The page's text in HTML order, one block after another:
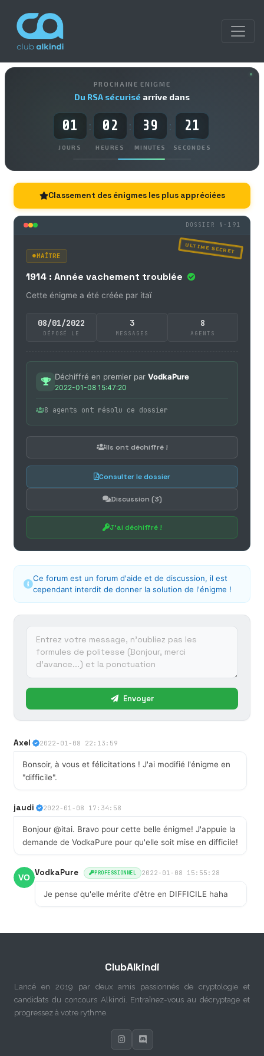
PROCHAINE ENIGME
Du RSA sécurisé arrive dans
01
JOURS
: 02
HEURES
: 39
MINUTES
: 20
SECONDES
Classement des énigmes les plus appréciées
DOSSIER N-191
ULTIME SECRET
MAÎTRE
1914 : Année vachement troublée
Cette énigme a été créée par itaï
08/01/2022
DÉPOSÉ LE
3
MESSAGES
8
AGENTS
Déchiffré en premier par VodkaPure
2022-01-08 15:47:20
8 agents ont résolu ce dossier
Ils ont déchiffré !
Consulter le dossier
Discussion (3)
J'ai déchiffré !
Ce forum est un forum d'aide et de discussion, il est
cependant interdit de donner la solution de l'énigme !
Envoyer
Axel 2022-01-08 22:13:59
Bonsoir, à vous et félicitations ! J'ai modifié l'énigme en
"difficile".
jaudi 2022-01-08 17:34:58
Bonjour @itai. Bravo pour cette belle énigme! J'appuie la
demande de VodkaPure pour qu'elle soit mise en difficile!
VodkaPure PROFESSIONNEL 2022-01-08 15:55:28
Je pense qu'elle mérite d'être en DIFFICILE haha
ClubAlkindi
Lancé en 2019 par deux amis passionnés de cryptologie et
candidats du concours Alkindi. Entraînez-vous au décryptage et
progressez à votre rythme.